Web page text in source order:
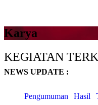
Karya
KEGIATAN
NEWS UPDATE :
Pengumuman